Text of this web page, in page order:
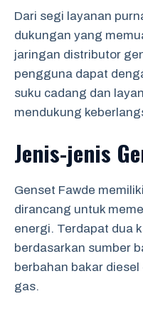
Dari segi layanan
dukungan yang
jaringan distributor
pengguna dapat
suku cadang dan
mendukung
Jenis-jenis
Genset Fawde
dirancang untuk
energi. Terdapat dua
berdasarkan sumber
berbahan bakar
gas.